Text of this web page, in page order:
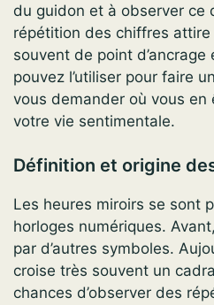
du guidon et à observer ce
répétition des chiffres attire
souvent de point d’ancrage
pouvez l’utiliser pour faire
vous demander où vous
votre vie sentimentale.
Définition et origine
Les heures miroirs se sont
horloges numériques.
par d’autres symboles.
croise très souvent un
chances d’observer des